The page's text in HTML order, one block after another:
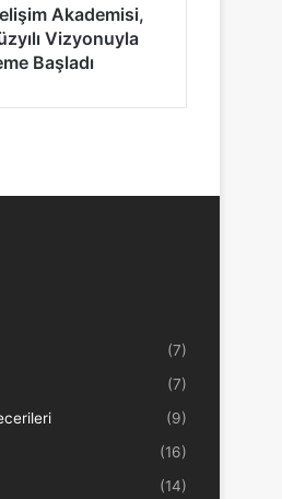
Akademisi,
Vizyonuyla
Başladı
(7)
(7)
(9)
(16)
(14)